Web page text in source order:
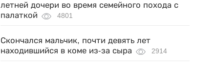
летней дочери во время семейного похода с
палаткой
4801
Скончался мальчик, почти девять лет
находившийся в коме из-за сыра
2914